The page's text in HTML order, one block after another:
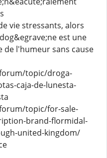
vie stressants, alors
est une
l'humeur sans cause
topic/droga-
caja-de-lunesta-
topic/for-sale-
brand-flormidal-
united-kingdom/